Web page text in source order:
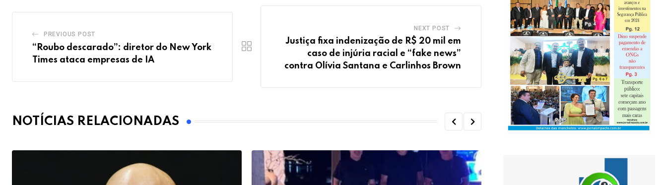
PREVIOUS POST
“Roubo descarado”: diretor do New York
Times ataca empresas de IA
NEXT POST
Justiça fixa indenização de R$ 20 mil em
caso de injúria racial e “fake news”
contra Olívia Santana e Carlinhos Brown
NOTÍCIAS RELACIONADAS